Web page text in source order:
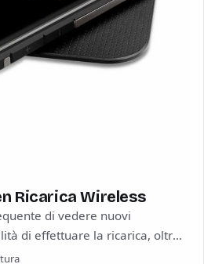
Ricarica Wireless
di vedere nuovi
di effettuare la ricarica, oltre